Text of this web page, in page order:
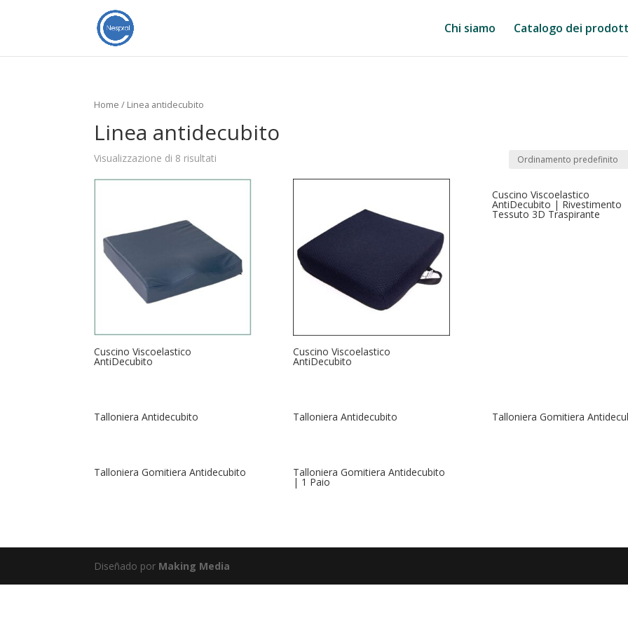
Chi siamo Catalogo dei
Home / Linea antidecubito
Linea antidecubito
Visualizzazione di 8 risultati
Cuscino Viscoelastico
AntiDecubito
Cuscino Viscoelastico
AntiDecubito
Cuscino Viscoelastico
AntiDecubito | Rivestimento
Tessuto 3D Traspirante
Talloniera Antidecubito Talloniera Antidecubito Talloniera Gomitiera
Talloniera Gomitiera Antidecubito Talloniera Gomitiera Antidecubito
| 1 Paio
Diseñado por Making Media